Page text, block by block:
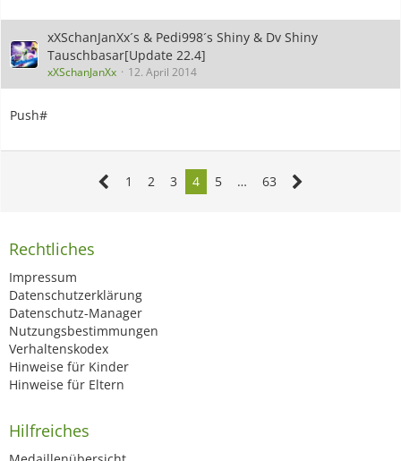
xXSchanJanXx´s & Pedi998´s Shiny & Dv Shiny
Tauschbasar[Update 22.4]
xXSchanJanXx 12. April 2014
Push#
1 2 3 4 5 … 63
Rechtliches
Impressum
Datenschutzerklärung
Datenschutz-Manager
Nutzungsbestimmungen
Verhaltenskodex
Hinweise für Kinder
Hinweise für Eltern
Hilfreiches